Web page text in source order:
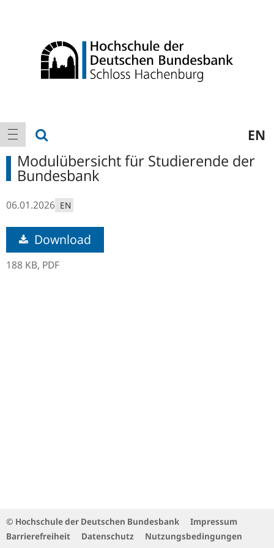
Hauptnavigation
Navigation anzeigen EN
Modulübersicht für Studierende der
Bundesbank
06.01.2026 EN
Download
188 KB, PDF
© Hochschule der Deutschen Bundesbank
Impressum
Barrierefreiheit
Datenschutz Nutzungsbedingungen